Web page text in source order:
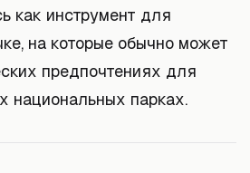
как инструмент для
на которые обычно может
предпочтениях для
национальных парках.